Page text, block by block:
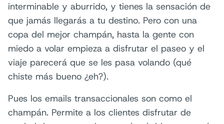
interminable y aburrido, y tienes la sensación de
que jamás llegarás a tu destino. Pero con una
copa del mejor champán, hasta la gente con
miedo a volar empieza a disfrutar el paseo y el
viaje parecerá que se les pasa volando (qué
chiste más bueno ¿eh?).
Pues los emails transaccionales son como el
champán. Permite a los clientes disfrutar de